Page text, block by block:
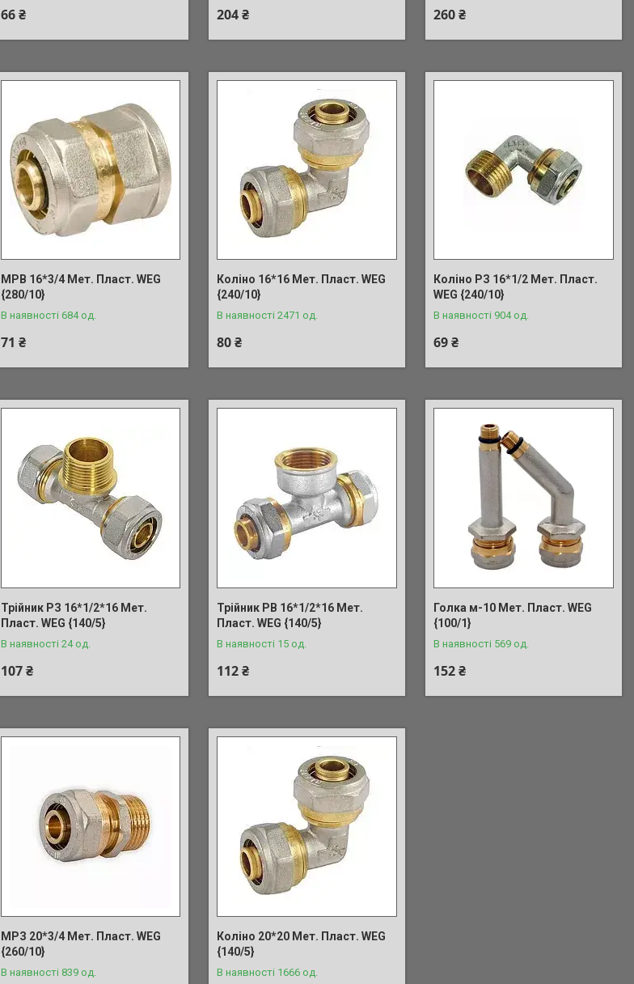
66 ₴ 204 ₴ 260 ₴
МРВ 16*3/4 Мет. Пласт. WEG
{280/10}
В наявності 684 од.
71 ₴
Коліно 16*16 Мет. Пласт. WEG
{240/10}
В наявності 2471 од.
80 ₴
Коліно РЗ 16*1/2 Мет. Пласт.
WEG {240/10}
В наявності 904 од.
69 ₴
Трійник РЗ 16*1/2*16 Мет.
Пласт. WEG {140/5}
В наявності 24 од.
107 ₴
Трійник РВ 16*1/2*16 Мет.
Пласт. WEG {140/5}
В наявності 15 од.
112 ₴
Голка м-10 Мет. Пласт. WEG
{100/1}
В наявності 569 од.
152 ₴
МРЗ 20*3/4 Мет. Пласт. WEG
{260/10}
В наявності 839 од.
Коліно 20*20 Мет. Пласт. WEG
{140/5}
В наявності 1666 од.